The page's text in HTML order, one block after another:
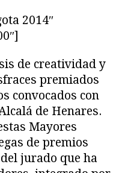
2014″
de creatividad y
premiados
convocados con
de Henares.
Mayores
de premios
jurado que ha